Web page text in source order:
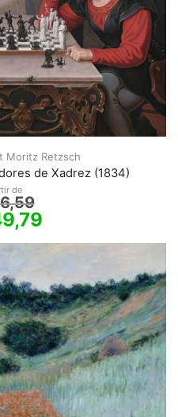
Moritz Retzsch
de Xadrez (1834)
de